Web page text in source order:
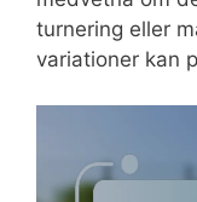
turnering eller
variationer kan